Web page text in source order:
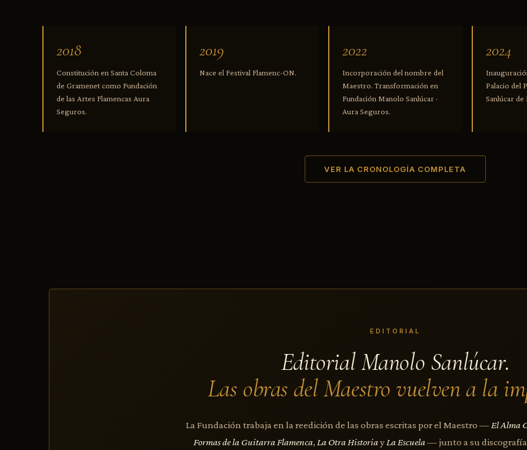
2018
Constitución en Santa Coloma
de Gramenet como Fundación
de las Artes Flamencas Aura
Seguros.
2019
Nace el Festival Flamenc-ON.
2022
Incorporación del nombre del
Maestro. Transformación en
Fundación Manolo Sanlúcar ·
Aura Seguros.
2024
Palacio del
Sanlúcar de
VER LA CRONOLOGÍA COMPLETA
EDITORIAL
Editorial Manolo Sanlúcar.
Las obras del Maestro vuelven a la
La Fundación trabaja en la reedición de las obras escritas por el Maestro —El Alma
Formas de la Guitarra Flamenca, La Otra HistoriayLa Escuela— junto a su